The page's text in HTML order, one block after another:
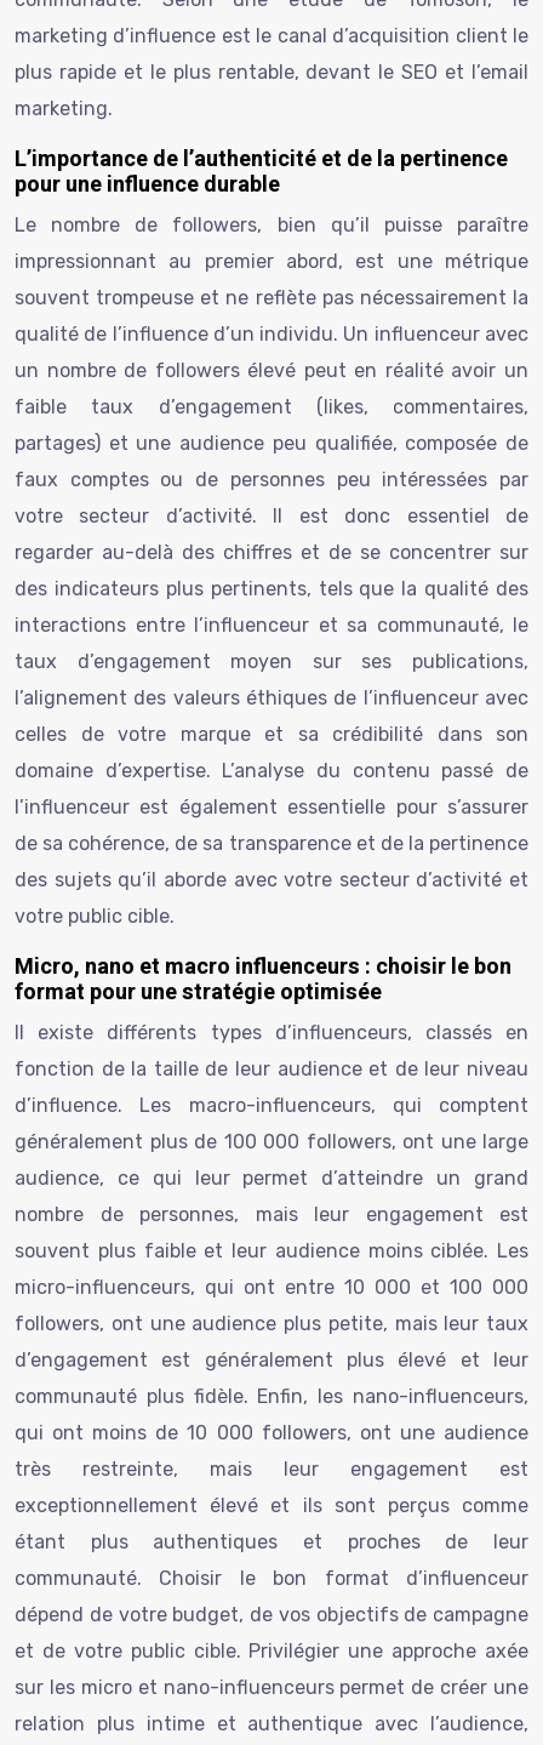
marketing d’influence est le canal d’acquisition client le
plus rapide et le plus rentable, devant le SEO et l’email
marketing.
L’importance de l’authenticité et de la pertinence
pour une influence durable
Le nombre de followers, bien qu’il puisse paraître
impressionnant au premier abord, est une métrique
souvent trompeuse et ne reflète pas nécessairement la
qualité de l’influence d’un individu. Un influenceur avec
un nombre de followers élevé peut en réalité avoir un
faible taux d’engagement (likes, commentaires,
partages) et une audience peu qualifiée, composée de
faux comptes ou de personnes peu intéressées par
votre secteur d’activité. Il est donc essentiel de
regarder au-delà des chiffres et de se concentrer sur
des indicateurs plus pertinents, tels que la qualité des
interactions entre l’influenceur et sa communauté, le
taux d’engagement moyen sur ses publications,
l’alignement des valeurs éthiques de l’influenceur avec
celles de votre marque et sa crédibilité dans son
domaine d’expertise. L’analyse du contenu passé de
l’influenceur est également essentielle pour s’assurer
de sa cohérence, de sa transparence et de la pertinence
des sujets qu’il aborde avec votre secteur d’activité et
votre public cible.
Micro, nano et macro influenceurs : choisir le bon
format pour une stratégie optimisée
Il existe différents types d’influenceurs, classés en
fonction de la taille de leur audience et de leur niveau
d’influence. Les macro-influenceurs, qui comptent
généralement plus de 100 000 followers, ont une large
audience, ce qui leur permet d’atteindre un grand
nombre de personnes, mais leur engagement est
souvent plus faible et leur audience moins ciblée. Les
micro-influenceurs, qui ont entre 10 000 et 100 000
followers, ont une audience plus petite, mais leur taux
d’engagement est généralement plus élevé et leur
communauté plus fidèle. Enfin, les nano-influenceurs,
qui ont moins de 10 000 followers, ont une audience
très restreinte, mais leur engagement est
exceptionnellement élevé et ils sont perçus comme
étant plus authentiques et proches de leur
communauté. Choisir le bon format d’influenceur
dépend de votre budget, de vos objectifs de campagne
et de votre public cible. Privilégier une approche axée
sur les micro et nano-influenceurs permet de créer une
relation plus intime et authentique avec l’audience,